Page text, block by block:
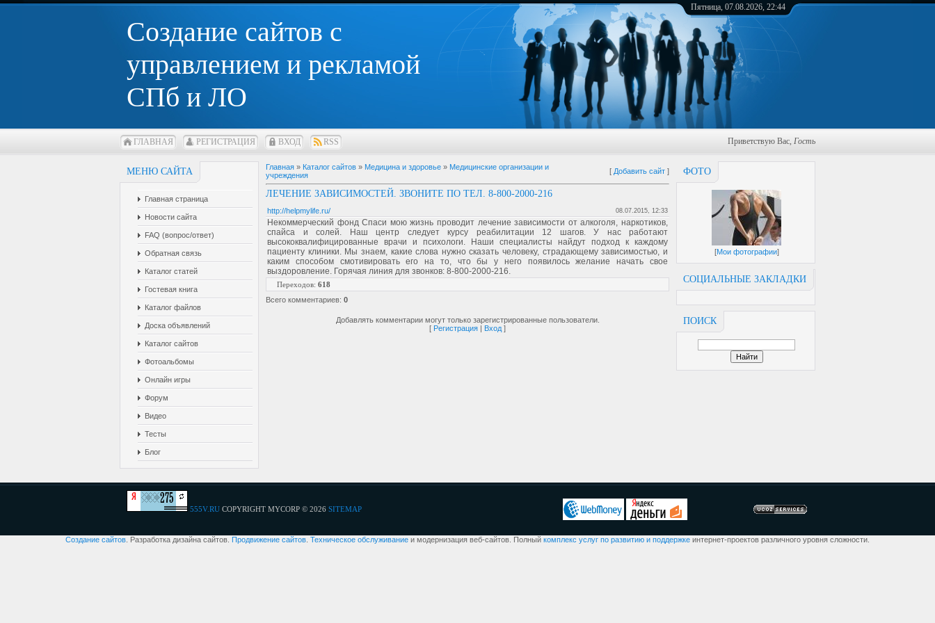
Создание сайтов с
управлением и рекламой
СПб и ЛО
Пятница, 07.08.2026, 22:44
ГЛАВНАЯ РЕГИСТРАЦИЯ ВХОД RSS Приветствую Вас, Гость
МЕНЮ САЙТА
Главная страница
Новости сайта
FAQ (вопрос/ответ)
Обратная связь
Каталог статей
Гостевая книга
Каталог файлов
Доска объявлений
Каталог сайтов
Фотоальбомы
Онлайн игры
Форум
Видео
Тесты
Блог
ФОТО
[Мои фотографии]
СОЦИАЛЬНЫЕ ЗАКЛАДКИ
ПОИСК
Главная » Каталог сайтов » Медицина и здоровье » Медицинские организации и
учреждения
[ Добавить сайт ]
ЛЕЧЕНИЕ ЗАВИСИМОСТЕЙ. ЗВОНИТЕ ПО ТЕЛ. 8-800-2000-216
http://helpmylife.ru/ 08.07.2015, 12:33
Некоммерческий фонд Спаси мою жизнь проводит лечение зависимости от алкоголя, наркотиков,
спайса и солей. Наш центр следует курсу реабилитации 12 шагов. У нас работают
высококвалифицированные врачи и психологи. Наши специалисты найдут подход к каждому
пациенту клиники. Мы знаем, какие слова нужно сказать человеку, страдающему зависимостью, и
каким способом смотивировать его на то, что бы у него появилось желание начать свое
выздоровление. Горячая линия для звонков: 8-800-2000-216.
Переходов: 618
Всего комментариев: 0
Добавлять комментарии могут только зарегистрированные пользователи.
[ Регистрация | Вход ]
555V.RU COPYRIGHT MYCORP © 2026 SITEMAP
Создание сайтов . Разработка дизайна сайтов. Продвижение сайтов Техническое обслуживание и модернизация веб-сайтов. Полный комплекс услуг по развитию и поддержке интернет-проектов различного уровня сложности.